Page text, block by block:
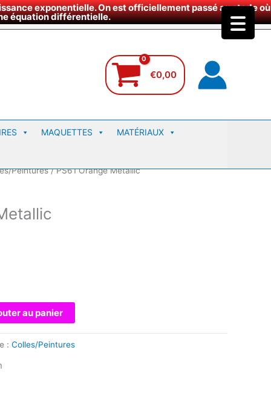
exponentielle. On est officiellement passé au stade où
équation différentielle.
€0,00
MAQUETTES MATÉRIAUX
Peintures/ PS61 Orange Metallic
au panier
: Colles/Peintures